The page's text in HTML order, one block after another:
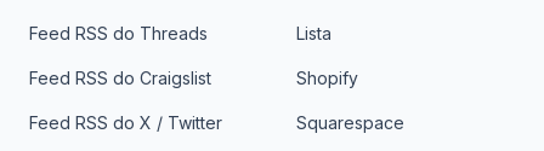
Feed RSS do Threads
Feed RSS do Craigslist
Feed RSS do X / Twitter
Lista
Shopify
Squarespace